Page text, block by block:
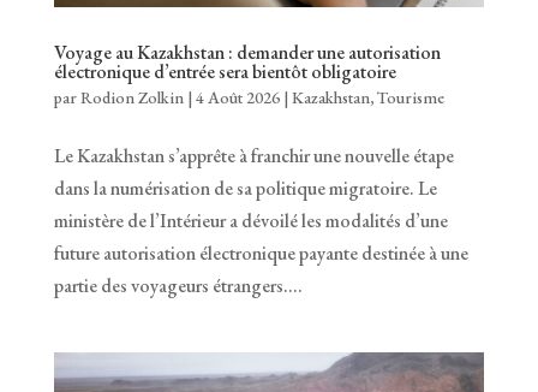
Voyage au Kazakhstan : demander une autorisation
électronique d’entrée sera bientôt obligatoire
parRodion Zolkin| 4 Août 2026| Kazakhstan,Tourisme
Le Kazakhstan s’apprête à franchir une nouvelle étape
dans la numérisation de sa politique migratoire. Le
ministère de l’Intérieur a dévoilé les modalités d’une
future autorisation électronique payante destinée à une
partie des voyageurs étrangers....